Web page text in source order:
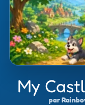
My
par